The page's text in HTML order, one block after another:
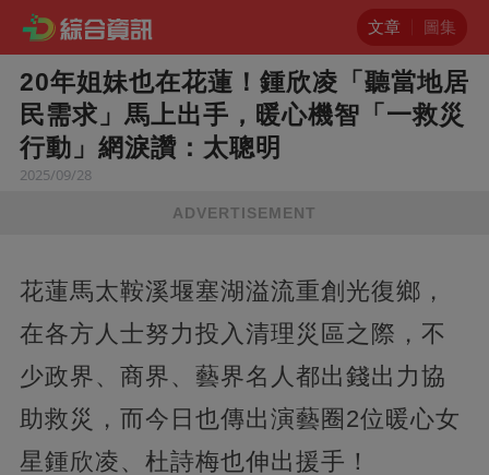
文章 圖集
20年姐妹也在花蓮！鍾欣凌「聽當地居
民需求」馬上出手，暖心機智「一救災
行動」網淚讚：太聰明
2025/09/28
ADVERTISEMENT
花蓮馬太鞍溪堰塞湖溢流重創光復鄉，
在各方人士努力投入清理災區之際，不
少政界、商界、藝界名人都出錢出力協
助救災，而今日也傳出演藝圈2位暖心女
星鍾欣凌、杜詩梅也伸出援手！